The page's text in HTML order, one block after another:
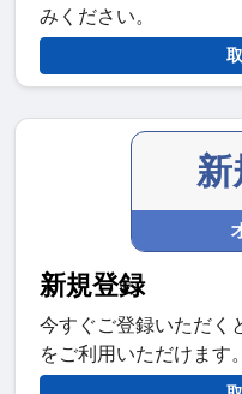
みください。
新
新規登録
今すぐご登録いただく
をご利用いただけます。